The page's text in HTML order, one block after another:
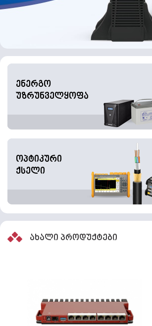
ენერგო
უზრუნველყოფა
ოპტიკური
ქსელი
ახალი პროდუქტები